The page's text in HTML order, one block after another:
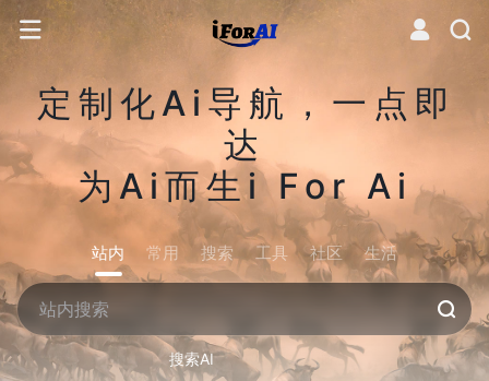
定制化Ai导航，一点即
达
为Ai而生i For Ai
站内 常用 搜索 工具 社区 生活
搜索AI